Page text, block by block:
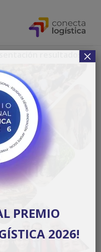
resultados
PREMIO
2026!
×